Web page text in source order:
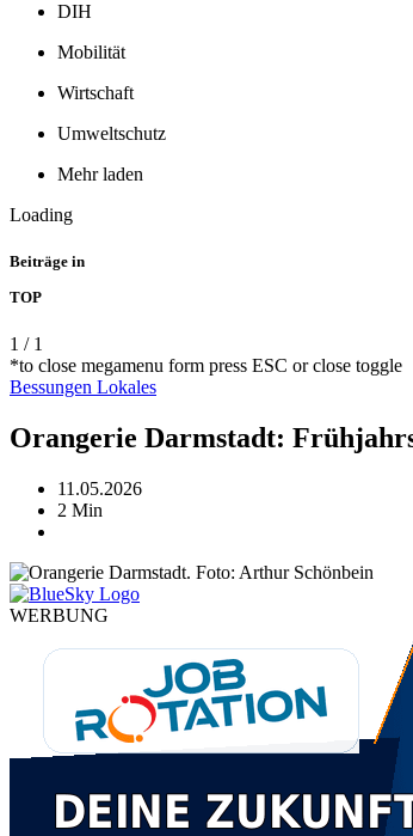
DIH
Mobilität
Wirtschaft
Umweltschutz
Mehr laden
Loading
Beiträge in
TOP
1 / 1
*to close megamenu form press ESC or close toggle
Bessungen Lokales
Orangerie Darmstadt:
11.05.2026
2 Min
WERBUNG